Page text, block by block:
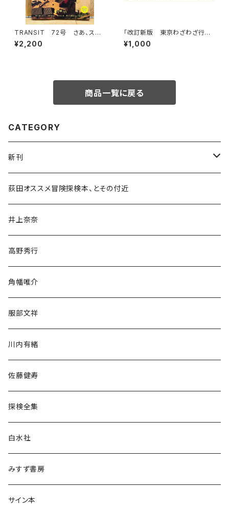
TRANSIT 72号 さあ、スペ
インへ！ 太陽と海と土の国
¥2,200
「改訂新版 東京わざわざ行き
たい街の本屋さん」出版記念ト
ークイベント録画視聴権
¥1,000
商品一覧に戻る
CATEGORY
新刊
和書
文学・小説・物語
随筆・ノンフィクション・その他
民族・風習
言語・ことば
荻田オススメ冒険探検本、とその付近
井上奈奈
高野秀行
角幡唯介
服部文祥
川内有緒
佐藤健寿
探検全集
白水社
みすず書房
サイン本